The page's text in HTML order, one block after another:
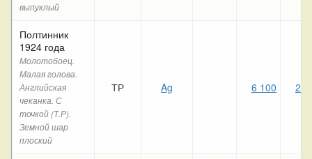
выпуклый
Полтинник
1924 года
Молотобоец.
Малая голова.
Английская
чеканка. С
точкой (Т.Р).
Земной шар
плоский
ТР Ag 6 100 2